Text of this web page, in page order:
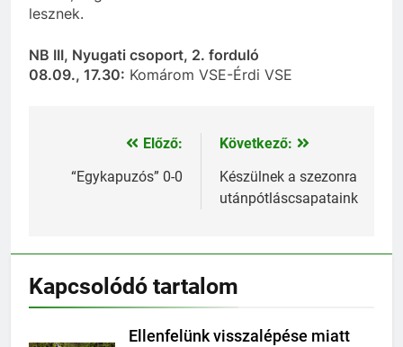
lesznek.
NB III, Nyugati csoport, 2. forduló
08.09., 17.30: Komárom VSE-Érdi VSE
Bejegyzés
navigáció
Előző:
“Egykapuzós” 0-0
Következő:
Készülnek a szezonra
utánpótláscsapataink
Kapcsolódó tartalom
Ellenfelünk visszalépése miatt